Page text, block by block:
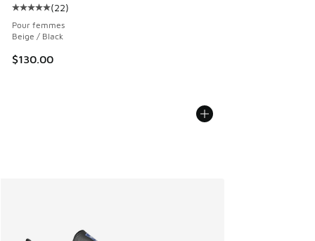
Cote moyenne du client - [5 sur 5 étoiles], 22
(22)
Pour femmes
Beige / Black
$130.00